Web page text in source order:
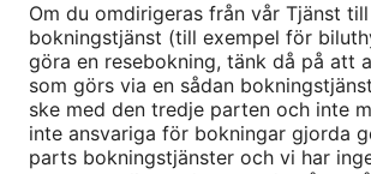
Om du omdirigeras från vår Tjänst
bokningstjänst (till exempel för
göra en resebokning, tänk då på att
som görs via en sådan
ske med den tredje parten och inte
inte ansvariga för bokningar gjorda
parts bokningstjänster och vi har